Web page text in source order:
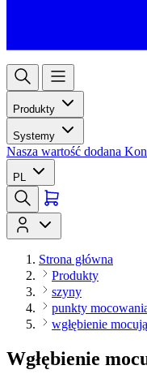
Produkty
Systemy
Nasza wartość dodana
PL
Strona główna
Produkty
szyny
punkty
wgłębienie
Wgłębienie